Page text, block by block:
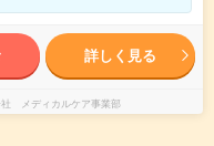
詳しく見る
社 メディカルケア事業部